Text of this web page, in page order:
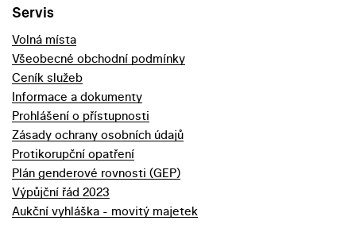
Servis
Volná místa
Všeobecné obchodní podmínky
Ceník služeb
Informace a dokumenty
Prohlášení o přístupnosti
Zásady ochrany osobních údajů
Protikorupční opatření
Plán genderové rovnosti (GEP)
Výpůjční řád 2023
Aukční vyhláška - movitý majetek